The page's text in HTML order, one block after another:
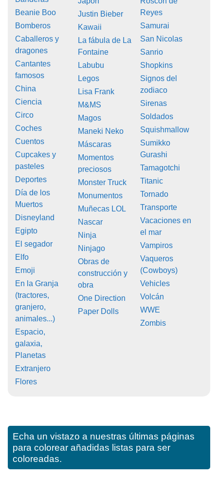
Beanie Boo
Bomberos
Caballeros y
dragones
Cantantes
famosos
China
Ciencia
Circo
Coches
Cuentos
Cupcakes y
pasteles
Deportes
Día de los
Muertos
Disneyland
Egipto
El segador
Elfo
Emoji
En la Granja
(tractores,
granjero,
animales...)
Espacio,
galaxia,
Planetas
Extranjero
Flores
Justin Bieber
Kawaii
La fábula de La
Fontaine
Labubu
Legos
Lisa Frank
M&MS
Magos
Maneki Neko
Máscaras
Momentos
preciosos
Monster Truck
Monumentos
Muñecas LOL
Nascar
Ninja
Ninjago
Obras de
construcción y
obra
One Direction
Paper Dolls
Reyes
Samurai
San Nicolas
Sanrio
Shopkins
Signos del
zodiaco
Sirenas
Soldados
Squishmallow
Sumikko
Gurashi
Tamagotchi
Titanic
Tornado
Transporte
Vacaciones en
el mar
Vampiros
Vaqueros
(Cowboys)
Vehicles
Volcán
WWE
Zombis
Echa un vistazo a nuestras últimas páginas
para colorear añadidas listas para ser
coloreadas.